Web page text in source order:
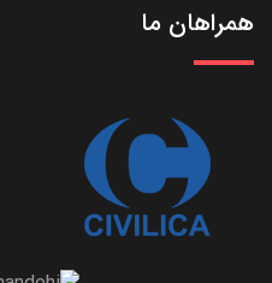
همراهان ما